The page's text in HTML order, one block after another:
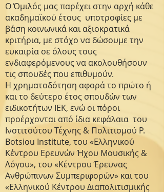
Ο Όμιλός μας παρέχει στην αρχή κάθε
ακαδημαϊκού έτους υποτροφίες με
βάση κοινωνικά και αξιοκρατικά
κριτήρια, με στόχο να δώσουμε την
ευκαιρία σε όλους τους
ενδιαφερόμενους να ακολουθήσουν
τις σπουδές που επιθυμούν.
Η χρηματοδότηση αφορά το πρώτο ή
και το δεύτερο έτος σπουδών των
ειδικοτήτων ΙΕΚ, ενώ οι πόροι
προέρχονται από ίδια κεφάλαια του
Ινστιτούτου Τέχνης & Πολιτισμού P.
Botsiou Institute, του «Ελληνικού
Κέντρου Ερευνών Ήχου Μουσικής &
Λόγου», του «Κέντρου Έρευνας
Ανθρώπινων Συμπεριφορών» και του
«Ελληνικού Κέντρου Διαπολιτισμικής